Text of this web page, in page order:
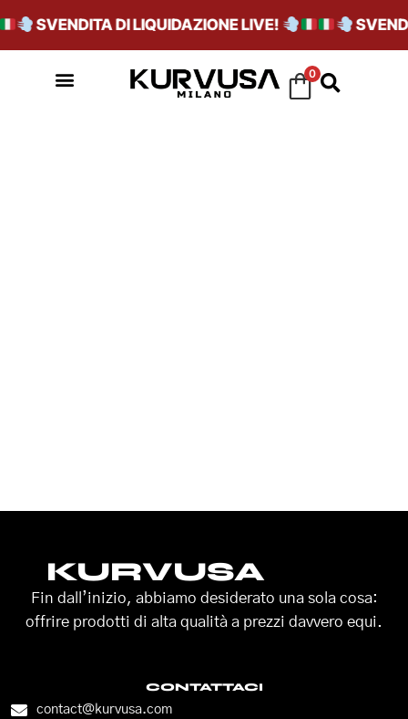
SVENDITA DI LIQUIDAZIONE LIVE!
0
KURVUSA
Fin dall’inizio, abbiamo desiderato una sola cosa:
offrire prodotti di alta qualità a prezzi davvero equi.
CONTATTACI
contact@kurvusa.com